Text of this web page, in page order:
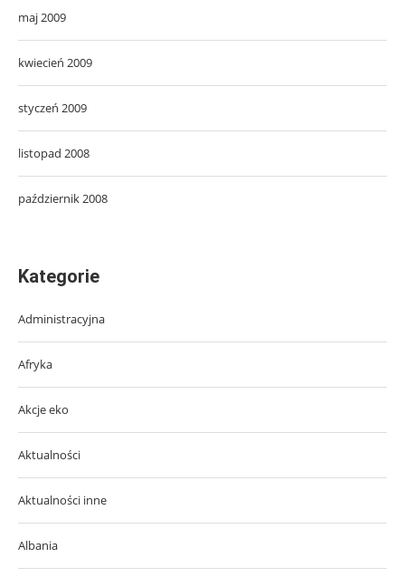
maj 2009
kwiecień 2009
styczeń 2009
listopad 2008
październik 2008
Kategorie
Administracyjna
Afryka
Akcje eko
Aktualności
Aktualności inne
Albania